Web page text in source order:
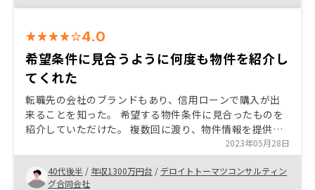
4.0
希望条件に見合うように何度も物件を紹介し
てくれた
転職先の会社のブランドもあり、信用ローンで購入が出
来ることを知った。 希望する物件条件に見合ったものを
紹介していただけた。 複数回に渡り、物件情報を提供し
ていただけた。 他社検討をしている旨を伝えたが、
Amazonギフト券の特典を付けていただけたため。
2023年05月28日
40代後半 / 年収1300万円台 / デロイトトーマツコンサルティン
グ合同会社